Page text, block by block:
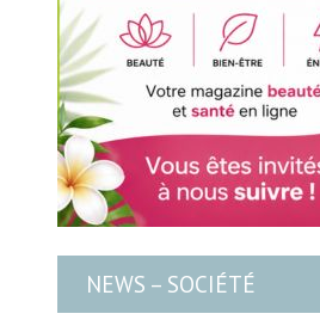
NEWS – SOCIÉTÉ